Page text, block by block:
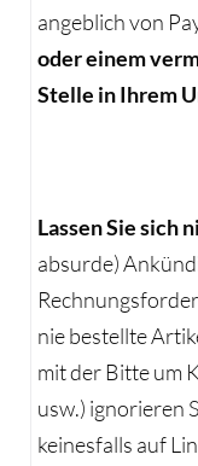
angeblich von
oder einem
Stelle in Ihrem
Lassen Sie sich
absurde)
nie bestellte
mit der Bitte um
usw.) ignorieren
keinesfalls auf